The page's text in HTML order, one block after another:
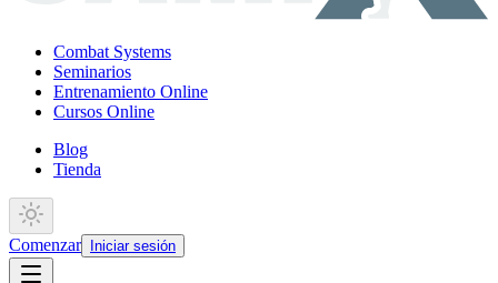
Combat Systems
Seminarios
Entrenamiento Online
Cursos Online
Blog
Tienda
Comenzar Iniciar sesión